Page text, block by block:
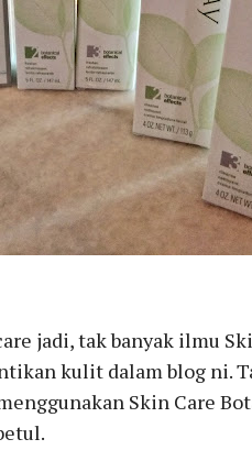
jadi, tak banyak ilmu
kulit dalam blog ni.
Skin Care